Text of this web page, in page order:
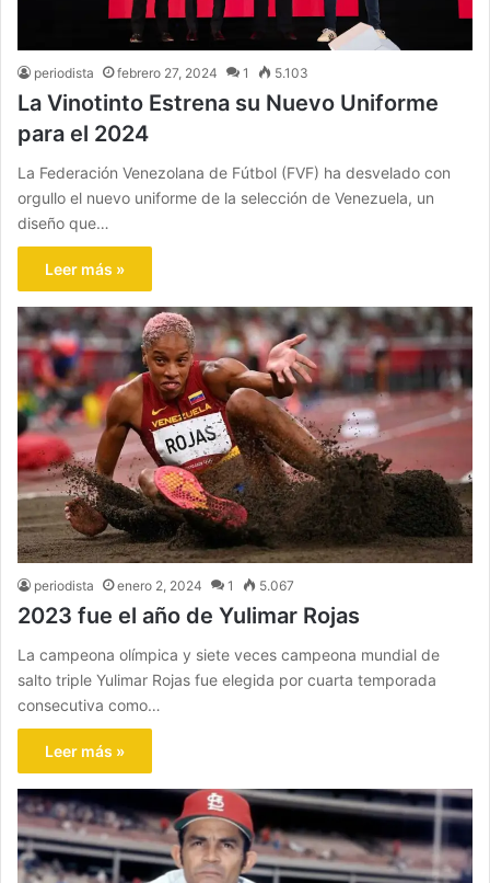
periodista febrero 27, 2024 1 5.103
La Vinotinto Estrena su Nuevo Uniforme
para el 2024
La Federación Venezolana de Fútbol (FVF) ha desvelado con
orgullo el nuevo uniforme de la selección de Venezuela, un
diseño que…
Leer más »
periodista enero 2, 2024 1 5.067
2023 fue el año de Yulimar Rojas
La campeona olímpica y siete veces campeona mundial de
salto triple Yulimar Rojas fue elegida por cuarta temporada
consecutiva como…
Leer más »